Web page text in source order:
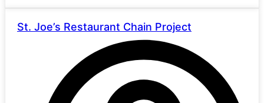
St. Joe’s Restaurant Chain Project